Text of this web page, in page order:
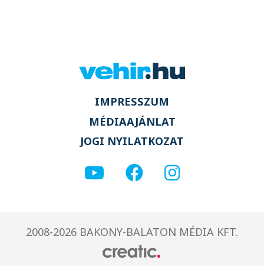
IMPRESSZUM
MÉDIAAJÁNLAT
JOGI NYILATKOZAT
2008-2026 BAKONY-BALATON MÉDIA KFT.